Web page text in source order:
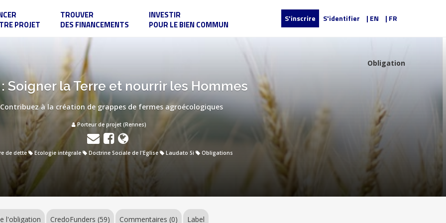
S'inscrire S'identifier | EN | FR
PROJET
TROUVER
DES FINANCEMENTS
INVESTIR
POUR LE BIEN COMMUN
Soigner la Terre et nourrir les Hommes
Contribuez à la création de grappes de fermes agroécologiques
Porteur de projet (Rennes)
de dette Ecologie intégrale Doctrine Sociale de l'Eglise Laudato Si Obligations
Obligation
l'obligation CredoFunders(59) Commentaires (0) Label